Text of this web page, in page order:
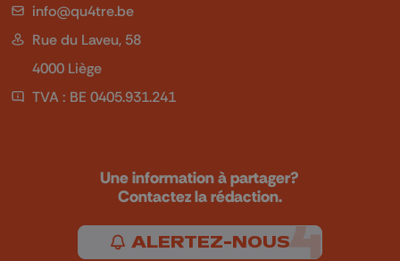
info@qu4tre.be
Rue du Laveu, 58
4000 Liège
TVA : BE 0405.931.241
Une information à partager?
Contactez la rédaction.
ALERTEZ-NOUS